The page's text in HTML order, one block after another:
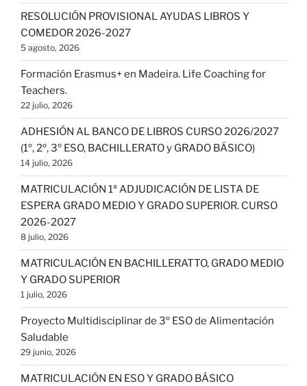
RESOLUCIÓN PROVISIONAL AYUDAS LIBROS Y
COMEDOR 2026-2027
5 agosto, 2026
Formación Erasmus+ en Madeira. Life Coaching for
Teachers.
22 julio, 2026
ADHESIÓN AL BANCO DE LIBROS CURSO 2026/2027
(1º, 2º, 3º ESO, BACHILLERATO y GRADO BÁSICO)
14 julio, 2026
MATRICULACIÓN 1ª ADJUDICACIÓN DE LISTA DE
ESPERA GRADO MEDIO Y GRADO SUPERIOR. CURSO
2026-2027
8 julio, 2026
MATRICULACIÓN EN BACHILLERATTO, GRADO MEDIO
Y GRADO SUPERIOR
1 julio, 2026
Proyecto Multidisciplinar de 3º ESO de Alimentación
Saludable
29 junio, 2026
MATRICULACIÓN EN ESO Y GRADO BÁSICO